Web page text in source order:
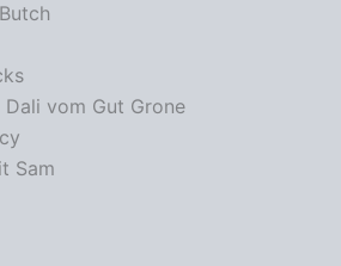
vom Gut Grone
Sam